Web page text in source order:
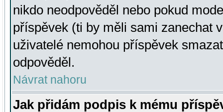
nikdo neodpověděl nebo pokud
příspěvek (ti by měli sami zanechat
uživatelé nemohou příspěvek
odpověděl.
Návrat nahoru
Jak přidám podpis k mému